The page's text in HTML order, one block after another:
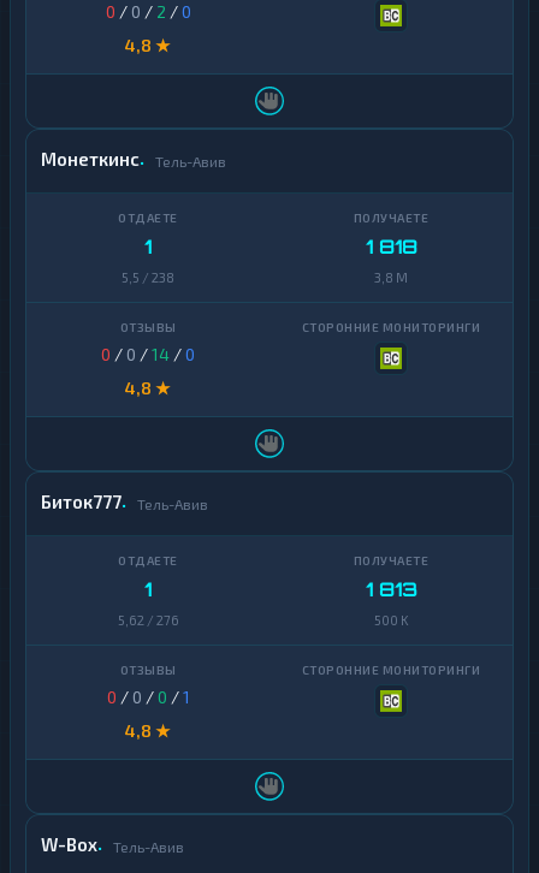
0 / 0 / 2 /0
4,8 ★
Монеткинс Тель-Авив
1
5,5 / 238
1 818
3,8 M
0 / 0 /14 /0
4,8 ★
Биток777 Тель-Авив
1
5,62 / 276
1 813
500 K
0 / 0 /0 /1
4,8 ★
W-Box Тель-Авив